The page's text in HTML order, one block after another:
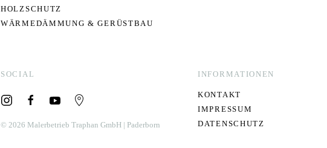
HOLZSCHUTZ
WÄRMEDÄMMUNG & GERÜSTBAU
SOCIAL
© 2026 Malerbetrieb Traphan GmbH | Paderborn
INFORMATIONEN
KONTAKT
IMPRESSUM
DATENSCHUTZ